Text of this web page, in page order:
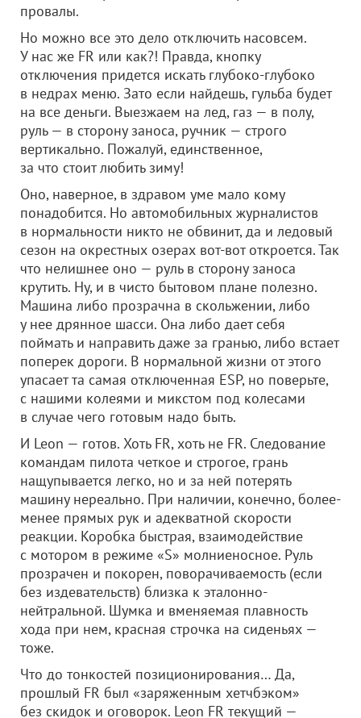
провалы.
Но можно все это дело отключить насовсем.
У нас же FR или как?! Правда, кнопку
отключения придется искать глубоко-глубоко
в недрах меню. Зато если найдешь, гульба будет
на все деньги. Выезжаем на лед, газ — в полу,
руль — в сторону заноса, ручник — строго
вертикально. Пожалуй, единственное,
за что стоит любить зиму!
Оно, наверное, в здравом уме мало кому
понадобится. Но автомобильных журналистов
в нормальности никто не обвинит, да и ледовый
сезон на окрестных озерах вот-вот откроется. Так
что нелишнее оно — руль в сторону заноса
крутить. Ну, и в чисто бытовом плане полезно.
Машина либо прозрачна в скольжении, либо
у нее дрянное шасси. Она либо дает себя
поймать и направить даже за гранью, либо встает
поперек дороги. В нормальной жизни от этого
упасает та самая отключенная ESP, но поверьте,
с нашими колеями и микстом под колесами
в случае чего готовым надо быть.
И Leon — готов. Хоть FR, хоть не FR. Следование
командам пилота четкое и строгое, грань
нащупывается легко, но и за ней потерять
машину нереально. При наличии, конечно, более-
менее прямых рук и адекватной скорости
реакции. Коробка быстрая, взаимодействие
с мотором в режиме «S» молниеносное. Руль
прозрачен и покорен, поворачиваемость (если
без издевательств) близка к эталонно-
нейтральной. Шумка и вменяемая плавность
хода при нем, красная строчка на сиденьях —
тоже.
Что до тонкостей позиционирования… Да,
прошлый FR был «заряженным хетчбэком»
без скидок и оговорок. Leon FR текущий —